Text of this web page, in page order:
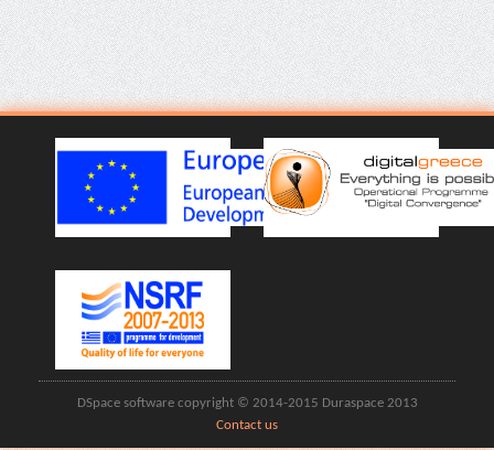
DSpace software copyright © 2014-2015 Duraspace 2013
Contact us